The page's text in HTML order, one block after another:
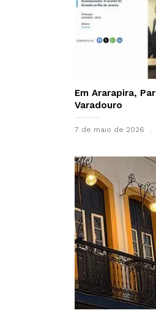
Em Ararapira,
Varadouro
7 de maio de 2026